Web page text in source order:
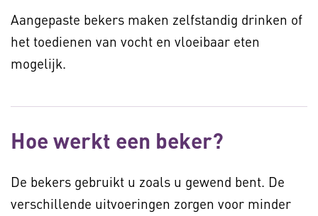
Aangepaste bekers maken zelfstandig drinken of
het toedienen van vocht en vloeibaar eten
mogelijk.
Hoe werkt een beker?
De bekers gebruikt u zoals u gewend bent. De
verschillende uitvoeringen zorgen voor minder